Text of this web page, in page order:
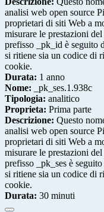
analisi web open source
proprietari di siti Web a
misurare le prestazioni
prefisso _pk_id è seguito
si ritiene sia un codice di
cookie.
Durata: 1 anno
Nome: _pk_ses.1.938c
Tipologia: analitico
Proprieta: Prima parte
Descrizione: Questo
analisi web open source
proprietari di siti Web a
misurare le prestazioni
prefisso _pk_ses è
si ritiene sia un codice di
cookie.
Durata: 30 minuti